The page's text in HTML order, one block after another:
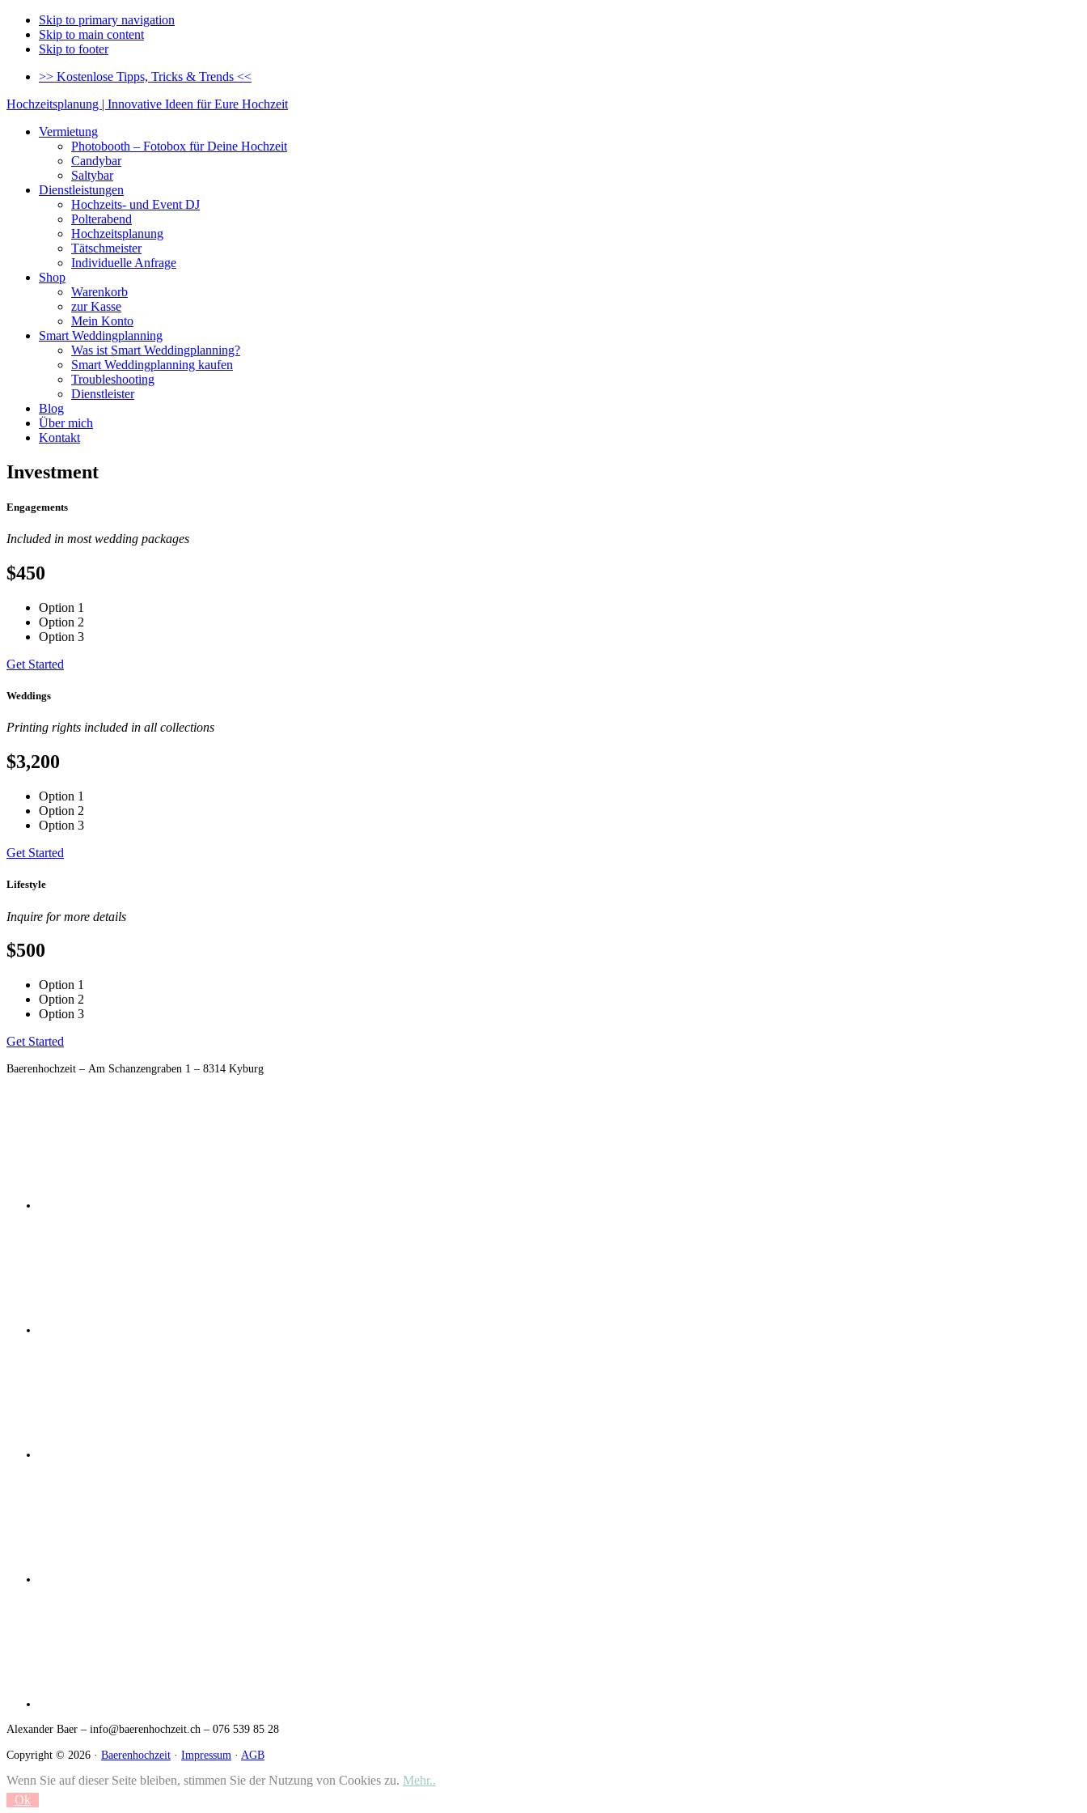
Skip to primary navigation
Skip to main content
Skip to footer
>> Kostenlose Tipps, Tricks & Trends <<
Hochzeitsplanung | Innovative Ideen für Eure Hochzeit
Vermietung
Photobooth – Fotobox für Deine Hochzeit
Candybar
Saltybar
Dienstleistungen
Hochzeits- und Event DJ
Polterabend
Hochzeitsplanung
Tätschmeister
Individuelle Anfrage
Shop
Warenkorb
zur Kasse
Mein Konto
Smart Weddingplanning
Was ist Smart Weddingplanning?
Smart Weddingplanning kaufen
Troubleshooting
Dienstleister
Blog
Über mich
Kontakt
Investment
Engagements
Included in most wedding packages
$450
Option 1
Option 2
Option 3
Get Started
Weddings
Printing rights included in all collections
$3,200
Option 1
Option 2
Option 3
Get Started
Lifestyle
Inquire for more details
$500
Option 1
Option 2
Option 3
Get Started
Footer
Baerenhochzeit – Am Schanzengraben 1 – 8314 Kyburg
Alexander Baer – info@baerenhochzeit.ch – 076 539 85 28
Copyright © 2026 · Baerenhochzeit · Impressum · AGB
Wenn Sie auf dieser Seite bleiben, stimmen Sie der Nutzung von Cookies zu. Mehr..
Ok